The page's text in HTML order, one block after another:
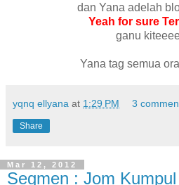
dan Yana adelah
Yeah for sure
ganu
Yana tag semua
yqnq ellyana at 1:29 PM 3
Share
Mar 12, 2012
Segmen : Jom